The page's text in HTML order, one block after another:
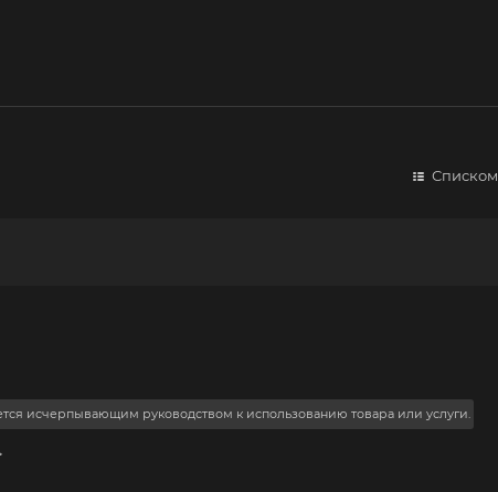
Списком
исчерпывающим руководством к использованию товара или услуги.